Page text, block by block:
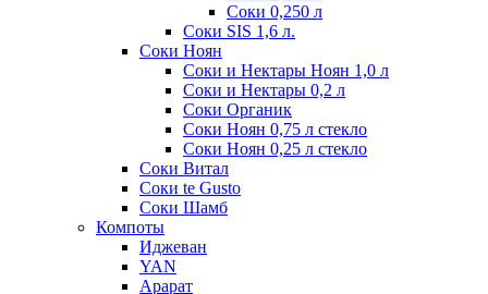
Соки 0,250 л
Соки SIS 1,6 л.
Соки Ноян
Соки и Нектары Ноян 1,0 л
Соки и Нектары 0,2 л
Соки Органик
Соки Ноян 0,75 л стекло
Соки Ноян 0,25 л стекло
Соки Витал
Соки te Gusto
Соки Шамб
Компоты
Иджеван
YAN
Арарат